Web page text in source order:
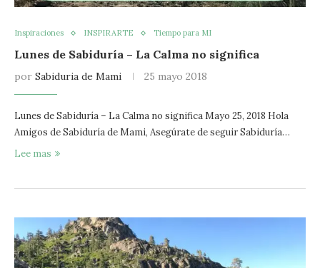
Inspiraciones INSPIRARTE Tiempo para MI
Lunes de Sabiduría – La Calma no significa
por Sabiduria de Mami 25 mayo 2018
Lunes de Sabiduría – La Calma no significa Mayo 25, 2018 Hola
Amigos de Sabiduría de Mami, Asegúrate de seguir Sabiduría…
Lee mas